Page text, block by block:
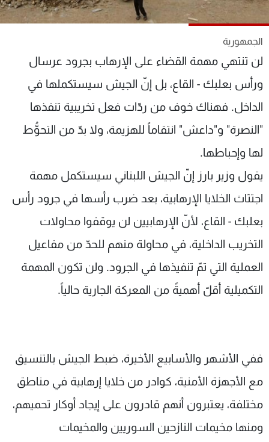
الجمهورية
لن تنتهي مهمة القضاء على اﻹرهاب بجرود عرسال
ورأس بعلبك - القاع، بل إنّ الجيش سيستكملها في
الداخل. فهناك خوف من ردّات فعل تخريبية تنفذها
"النصرة" و"داعش" انتقاماً للهزيمة، ولا بدّ من التحوُّط
لها وإحباطها.
يقول وزير بارز إنّ الجيش اللبناني سيستكمل مهمة
اجتثاث الخلايا اﻹرهابية، بعد ضرب رأسها في جرود رأس
بعلبك - القاع، ﻷنّ اﻹرهابيين لن يوقفوا محاولات
التخريب الداخلية، في محاولة منهم للحدّ من مفاعيل
العملية التي تمّ تنفيذها في الجرود. ولن تكون المهمة
التكميلية أقلّ أهميةً من المعركة الجارية حالياً.
ففي الأشهر واﻷسابيع اﻷخيرة، ضبط الجيش بالتنسيق
مع الأجهزة اﻷمنية، كوادر من خلايا إرهابية في مناطق
مختلفة، يعتبرون أنهم قادرون على إيجاد أوكار تحميهم،
ومنها مخيمات النازحين السوريين والمخيمات
شاهد البرامج
الترددات
عن MTV
الإنـتـاج
لاعلاناتكم
وظائف
تواصل معنا
شروط الإسـتخدام
سياسة الخصوصية